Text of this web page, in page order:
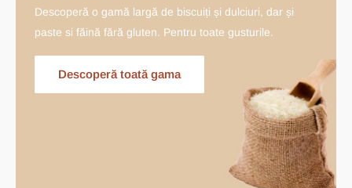
Descoperă o gamă largă de biscuiți și dulciuri, dar și
paste si făină fără gluten. Pentru toate gusturile.
Descoperă toată gama